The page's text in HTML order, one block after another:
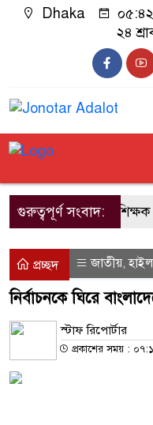
Dhaka
০৫:৪২
২৪
গুরুত্বপূর্ণ সংবাদ:জাবি শিক্ষক
প্রচ্ছদ জাতীয়,
নির্বাচনকে ঘিরে
স্টাফ রিপোর্টার
প্রকাশের সময় :